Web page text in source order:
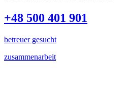
+48 500 401 901
betreuer gesucht
zusammenarbeit